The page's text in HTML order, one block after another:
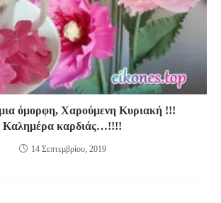
μια όμορφη, Χαρούμενη Κυριακή !!!
Καλημέρα καρδιάς…!!!!
14 Σεπτεμβρίου, 2019